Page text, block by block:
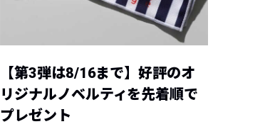
【第3弾は8/16まで】好評のオ
リジナルノベルティを先着順で
プレゼント